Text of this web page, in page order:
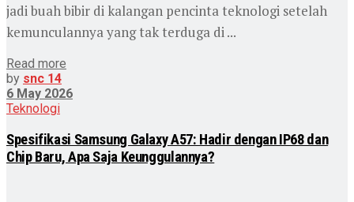
jadi buah bibir di kalangan pencinta teknologi setelah
kemunculannya yang tak terduga di ...
Read more
by snc 14
6 May 2026
Teknologi
Spesifikasi Samsung Galaxy A57: Hadir dengan IP68 dan
Chip Baru, Apa Saja Keunggulannya?